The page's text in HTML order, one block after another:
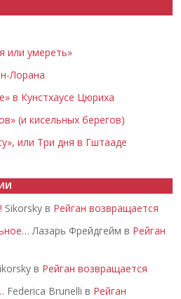
или умереть»
Лорана
в Кунстхаусе Цюриха
(и кисельных берегов)
или Три дня в Гштааде
Sikorsky в Рейган возвращается
Лазарь Фрейдгейм в Рейган
в Рейган возвращается
Federica Brunelli в Рейган